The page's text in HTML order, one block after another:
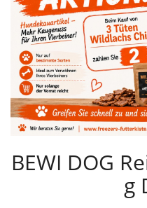
BEWI DOG
g